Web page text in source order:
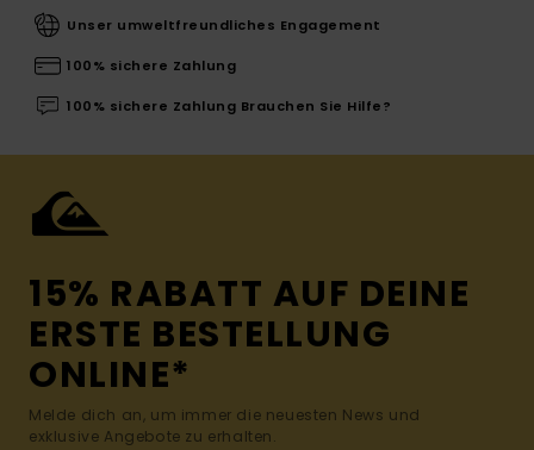
Unser umweltfreundliches Engagement
100% sichere Zahlung
100% sichere Zahlung Brauchen Sie Hilfe?
15% RABATT AUF DEINE
ERSTE BESTELLUNG
ONLINE*
Melde dich an, um immer die neuesten News und
exklusive Angebote zu erhalten.